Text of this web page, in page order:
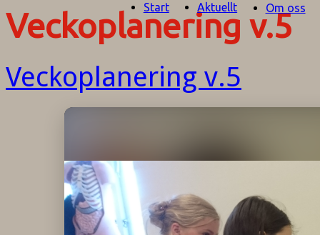
Start Aktuellt Om oss
Veckoplanering v.5
Veckoplanering v.5